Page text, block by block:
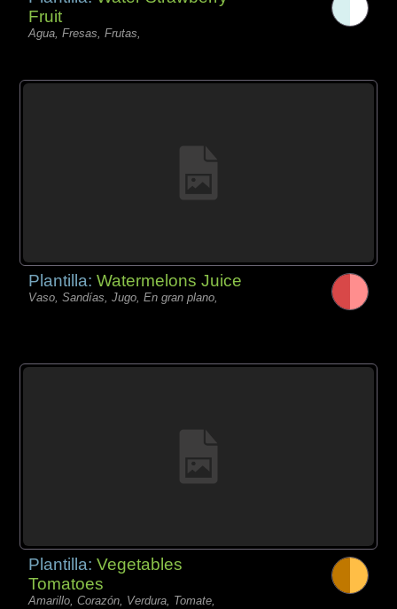
Fruit
Agua, Fresas, Frutas,
Plantilla:Watermelons Juice
Vaso, Sandías, Jugo, En gran plano,
Plantilla:Vegetables
Tomatoes
Amarillo, Corazón, Verdura, Tomate,